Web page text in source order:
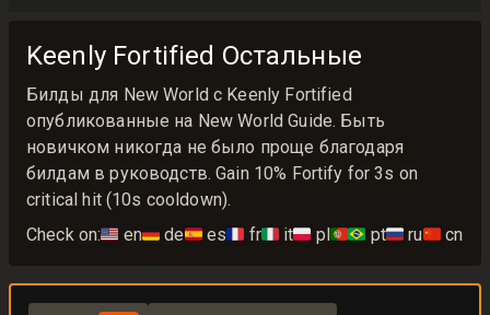
Keenly Fortified Остальные
Билды для New World с Keenly Fortified
опубликованные на New World Guide. Быть
новичком никогда не было проще благодаря
билдам в руководств. Gain 10% Fortify for 3s on
critical hit (10s cooldown).
Check on:🇺🇸 en🇩🇪 de🇪🇸 es🇫🇷 fr🇮🇹 it🇵🇱 pl🇵🇹🇧🇷 pt🇷🇺 ru🇨🇳 cn